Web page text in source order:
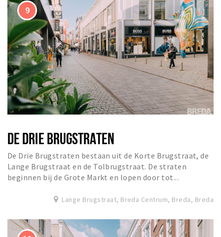
DE DRIE BRUGSTRATEN
De Drie Brugstraten bestaan uit de Korte Brugstraat, de
Lange Brugstraat en de Tolbrugstraat. De straten
beginnen bij de Grote Markt en lopen door tot...
Lange Brugstraat, Breda Centrum, Breda, Breda